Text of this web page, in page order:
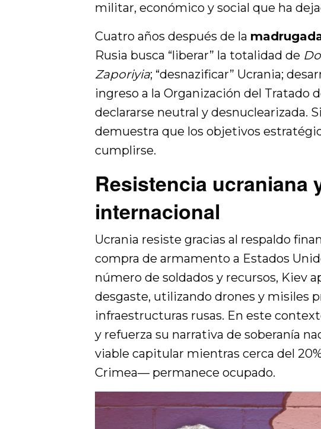
militar, económico y social que ha
Cuatro años después de la
Rusia busca “liberar” la totalidad de
Zaporiyia; “desnazificar” Ucrania;
ingreso a laOrganización del Tratado
declararse neutral y desnuclearizada.
demuestra que los objetivos
cumplirse.
Resistencia ucraniana
internacional
Ucrania resiste gracias al respaldo
compra de armamento a Estados
número de soldados y recursos, Kiev
desgaste, utilizando drones y misiles
infraestructuras rusas. En este
y refuerza su narrativa de soberanía
viable capitular mientras cerca del
Crimea— permanece ocupado.